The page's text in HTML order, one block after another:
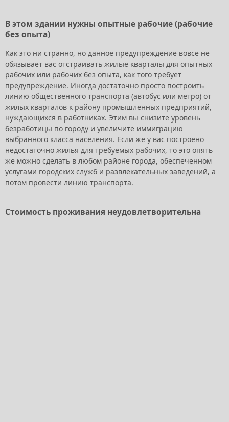
В этом здании нужны опытные рабочие (рабочие
без опыта)
Как это ни странно, но данное предупреждение вовсе не
обязывает вас отстраивать жилые кварталы для опытных
рабочих или рабочих без опыта, как того требует
предупреждение. Иногда достаточно просто построить
линию общественного транспорта (автобус или метро) от
жилых кварталов к району промышленных предприятий,
нуждающихся в работниках. Этим вы снизите уровень
безработицы по городу и увеличите иммиграцию
выбранного класса населения. Если же у вас построено
недостаточно жилья для требуемых рабочих, то это опять
же можно сделать в любом районе города, обеспеченном
услугами городских служб и развлекательных заведений, а
потом провести линию транспорта.
Стоимость проживания неудовлетворительна